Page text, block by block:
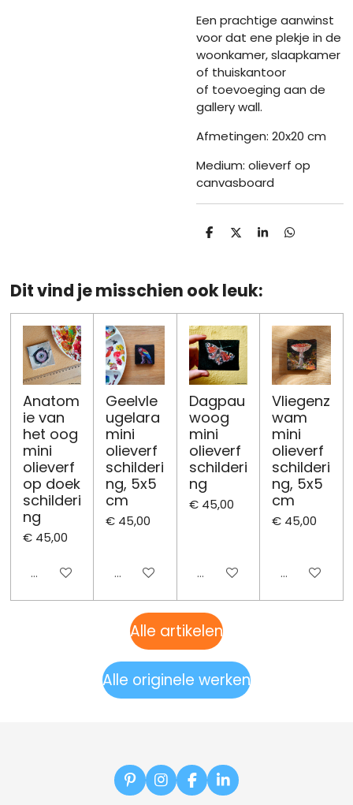
Een prachtige aanwinst
voor dat ene plekje in de
woonkamer, slaapkamer
of thuiskantoor
of toevoeging aan de
gallery wall.
Afmetingen: 20x20 cm
Medium: olieverf op
canvasboard
D
n
D S
e
D
Dit vind je misschien ook leuk:
Anatom
ie van
het oog
mini
olieverf
op doek
schilderi
ng
€ 45,00
Uitgeschakeld
Geelvle
ugelara
mini
olieverf
schilderi
ng, 5x5
cm
€ 45,00
Uitgeschakeld
Dagpau
woog
mini
olieverf
schilderi
ng
€ 45,00
Uitgeschakeld
Vliegenz
wam
mini
olieverf
schilderi
ng, 5x5
cm
€ 45,00
Alle artikelen
Alle originele werken
P
i
I
n
F
a
L
i